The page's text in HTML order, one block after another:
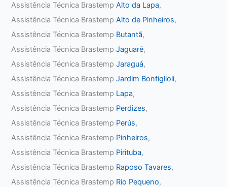
Assistência Técnica BrastempAlto da Lapa,
Assistência Técnica BrastempAlto de Pinheiros,
Assistência Técnica Brastemp Butantã,
Assistência Técnica BrastempJaguaré,
Assistência Técnica BrastempJaraguá,
Assistência Técnica BrastempJardim Bonfiglioli,
Assistência Técnica Brastemp Lapa,
Assistência Técnica Brastemp Perdizes,
Assistência Técnica Brastemp Perús,
Assistência Técnica Brastemp Pinheiros,
Assistência Técnica Brastemp Pirituba,
Assistência Técnica Brastemp Raposo Tavares,
Assistência Técnica Brastemp Rio Pequeno,